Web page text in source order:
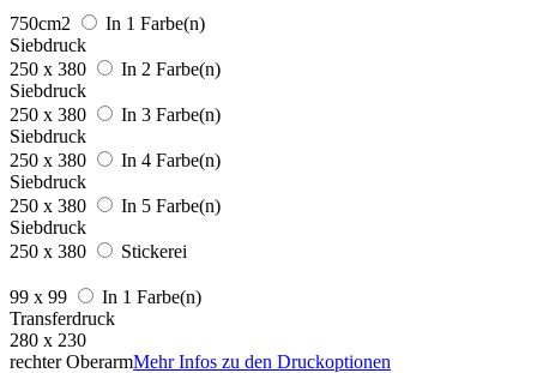
750cm2
In 1 Farbe(n)
Siebdruck
250 x 380
In 2 Farbe(n)
Siebdruck
250 x 380
In 3 Farbe(n)
Siebdruck
250 x 380
In 4 Farbe(n)
Siebdruck
250 x 380
In 5 Farbe(n)
Siebdruck
250 x 380
Stickerei
99 x 99
In 1 Farbe(n)
Transferdruck
280 x 230
rechter OberarmMehr Infos zu den Druckoptionen